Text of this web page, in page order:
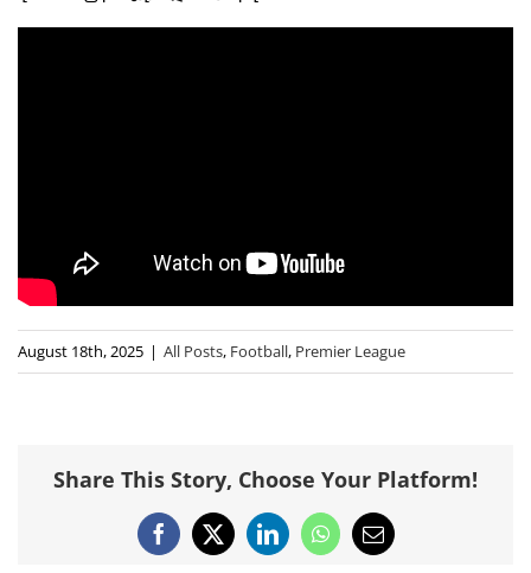
August 18th, 2025 | All Posts, Football, Premier League
Share This Story, Choose Your Platform!
Facebook
X LinkedInWhatsApp
Email